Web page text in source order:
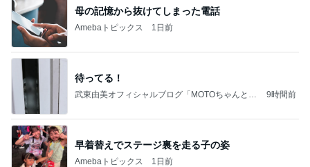
母の記憶から抜けてしまった電話
Amebaトピックス 1日前
待ってる！
武東由美オフィシャルブログ「MOTOちゃんとの
9時間前
早着替えでステージ裏を走る子の姿
Amebaトピックス 1日前